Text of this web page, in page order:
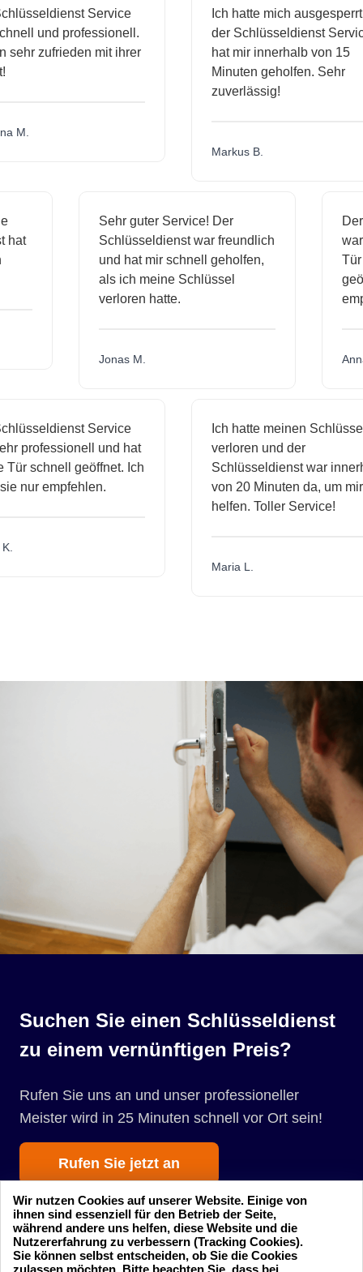
Service
und professionell.
zufrieden mit ihrer
M.
Ich hatte mich ausgesperrt
der Schlüsseldienst Service
hat mir innerhalb von 15
Minuten geholfen. Sehr
zuverlässig!
Markus B.
hat
Sehr guter Service! Der
Schlüsseldienst war freundlich
und hat mir schnell geholfen,
als ich meine Schlüssel
verloren hatte.
Jonas M.
Service
professionell und hat
schnell geöffnet. Ich
nur empfehlen.
Ich hatte meinen Schlüssel
verloren und der
Schlüsseldienst war
von 20 Minuten da, um mir
helfen. Toller Service!
Maria L.
Suchen Sie einen Schlüsseldienst
zu einem vernünftigen Preis?
Rufen Sie uns an und unser professioneller
Meister wird in 25 Minuten schnell vor Ort sein!
Rufen Sie jetzt an
Wir nutzen Cookies auf unserer Website. Einige von
ihnen sind essenziell für den Betrieb der Seite,
während andere uns helfen, diese Website und die
Nutzererfahrung zu verbessern (Tracking Cookies).
Sie können selbst entscheiden, ob Sie die Cookies
zulassen möchten. Bitte beachten Sie, dass bei